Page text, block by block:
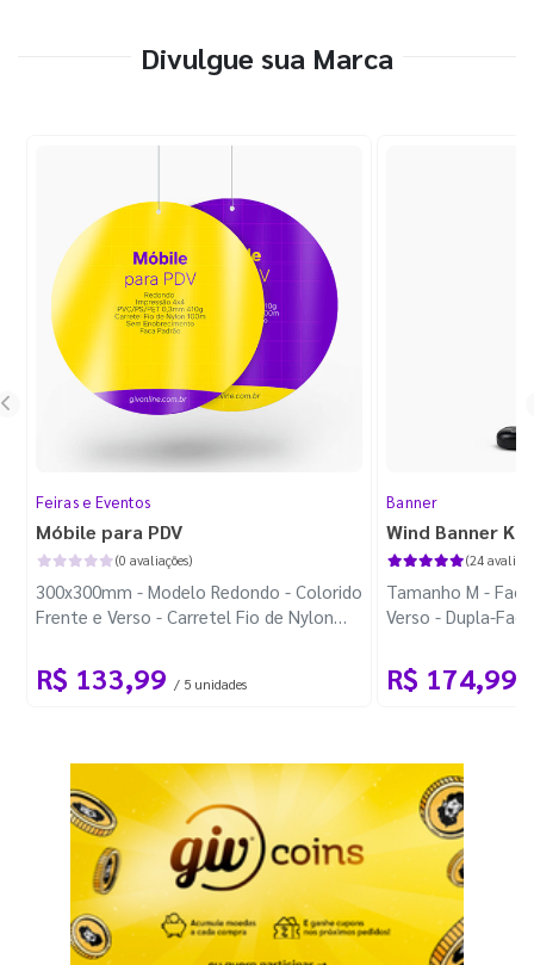
Divulgue sua Marca
Feiras e Eventos
Móbile para PDV
(0 avaliações)
300x300mm - Modelo Redondo - Colorido
Frente e Verso - Carretel Fio de Nylon
R$ 133,99 / 5 unidades
Banner
Wind Banner
(24
Tamanho M -
Verso - Dupla-
R$ 174,99